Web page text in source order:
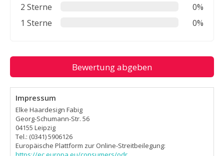
2 Sterne
0%
1 Sterne
0%
Bewertung abgeben
Impressum
Elke Haardesign Fabig
Georg-Schumann-Str. 56
04155 Leipzig
Tel.: (0341) 5906126
Europäische Plattform zur Online-Streitbeilegung: